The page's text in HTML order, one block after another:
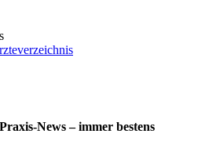
News – immer bestens